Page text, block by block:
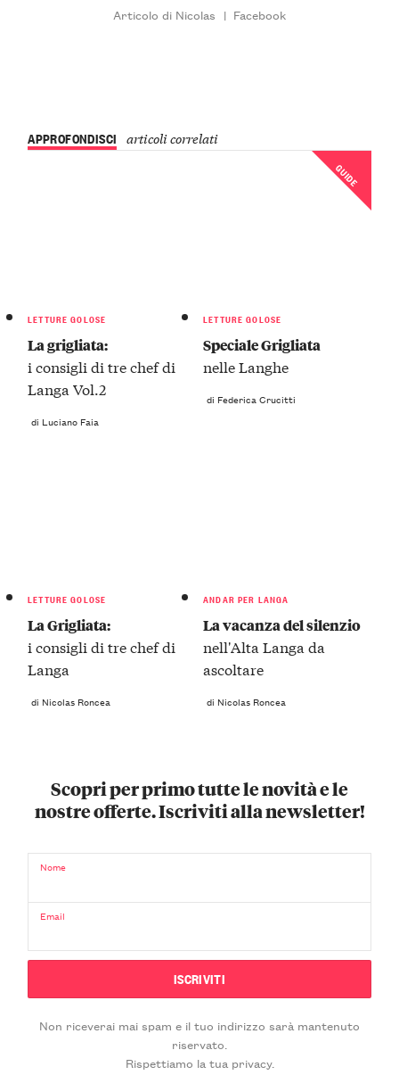
Articolo di Nicolas | Facebook
APPROFONDISCI articoli correlati
LETTURE GOLOSE
La grigliata:
i consigli di tre chef di
Langa Vol.2
di Luciano Faia
GUIDE
LETTURE GOLOSE
Speciale Grigliata
nelle Langhe
di Federica Crucitti
LETTURE GOLOSE
La Grigliata:
i consigli di tre chef di
Langa
di Nicolas Roncea
ANDAR PER LANGA
La vacanza del silenzio
nell'Alta Langa da
ascoltare
di Nicolas Roncea
Scopri per primo tutte le novità e le
nostre offerte. Iscriviti alla newsletter!
Nome
Email
Non riceverai mai spam e il tuo indirizzo sarà mantenuto
riservato.
Rispettiamo la tua privacy.